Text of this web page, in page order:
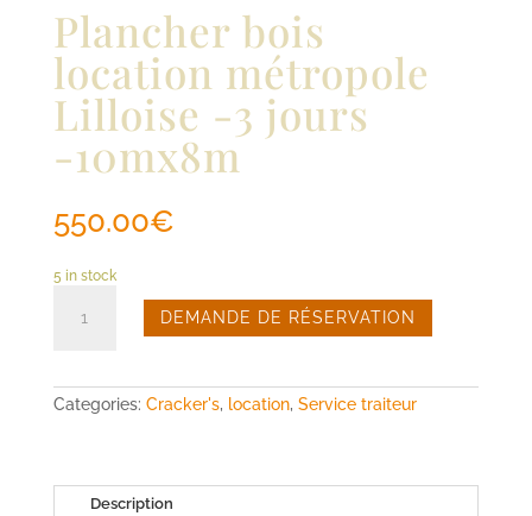
Plancher bois
location métropole
Lilloise -3 jours
-10mx8m
550.00€
5 in stock
bois
-3
jours
DEMANDE DE RÉSERVATION
Categories: Cracker's, location, Service traiteur
Description